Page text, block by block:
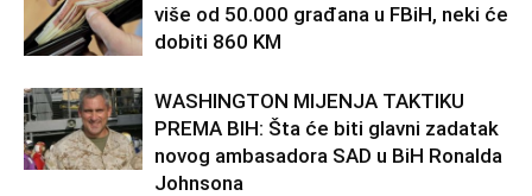
više od 50.000 građana u FBiH, neki će
dobiti 860 KM
WASHINGTON MIJENJA TAKTIKU
PREMA BIH: Šta će biti glavni zadatak
novog ambasadora SAD u BiH Ronalda
Johnsona